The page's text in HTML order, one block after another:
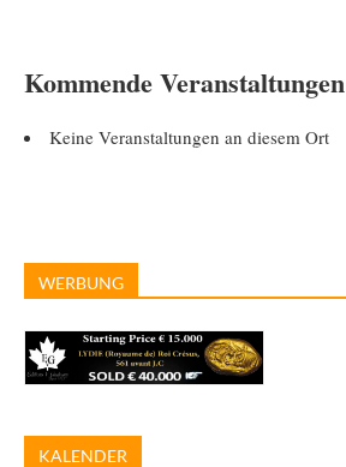
Kommende Veranstaltungen
Keine Veranstaltungen an diesem Ort
WERBUNG
KALENDER